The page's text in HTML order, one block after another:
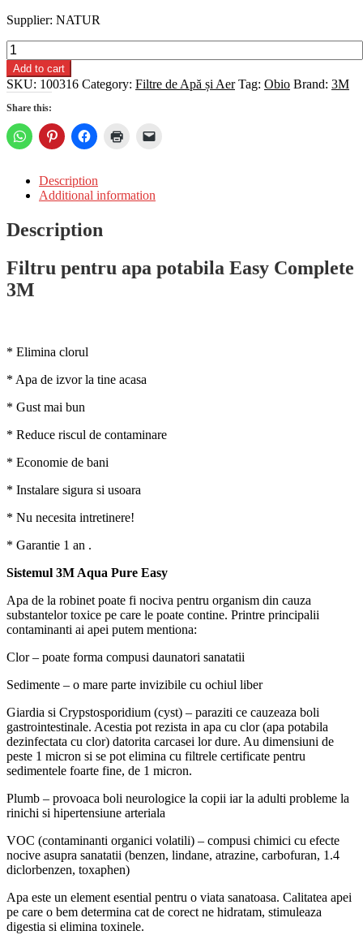
Supplier: NATUR
Filtru
pentru
apa
potabila
Easy
3M
quantity
Add to cart
SKU: 100316 Category: Filtre de Apă și Aer Tag: Obio Brand: 3M
Share this:
Description
Additional information
Description
Filtru pentru apa potabila Easy Complete
3M
* Elimina clorul
* Apa de izvor la tine acasa
* Gust mai bun
* Reduce riscul de contaminare
* Economie de bani
* Instalare sigura si usoara
* Nu necesita intretinere!
* Garantie 1 an .
Sistemul 3M Aqua Pure Easy
Apa de la robinet poate fi nociva pentru organism din cauza
substantelor toxice pe care le poate contine. Printre principalii
contaminanti ai apei putem mentiona:
Clor – poate forma compusi daunatori sanatatii
Sedimente – o mare parte invizibile cu ochiul liber
Giardia si Crypstosporidium (cyst) – paraziti ce cauzeaza boli
gastrointestinale. Acestia pot rezista in apa cu clor (apa potabila
dezinfectata cu clor) datorita carcasei lor dure. Au dimensiuni de
peste 1 micron si se pot elimina cu filtrele certificate pentru
sedimentele foarte fine, de 1 micron.
Plumb – provoaca boli neurologice la copii iar la adulti probleme la
rinichi si hipertensiune arteriala
VOC (contaminanti organici volatili) – compusi chimici cu efecte
nocive asupra sanatatii (benzen, lindane, atrazine, carbofuran, 1.4
diclorbenzen, toxaphen)
Apa este un element esential pentru o viata sanatoasa. Calitatea apei
pe care o bem determina cat de corect ne hidratam, stimuleaza
digestia si elimina toxinele.